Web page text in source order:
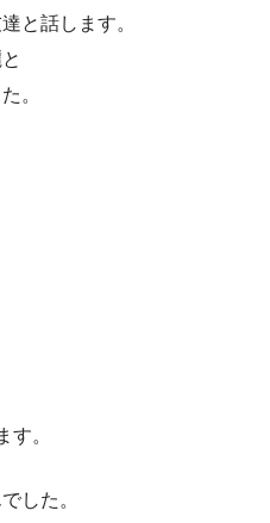
と話します。
。
す。
した。